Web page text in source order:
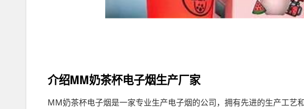
介绍MM奶茶杯电子烟生产厂家
MM奶茶杯电子烟是一家专业生产电子烟的公司，拥有先进的生产工艺